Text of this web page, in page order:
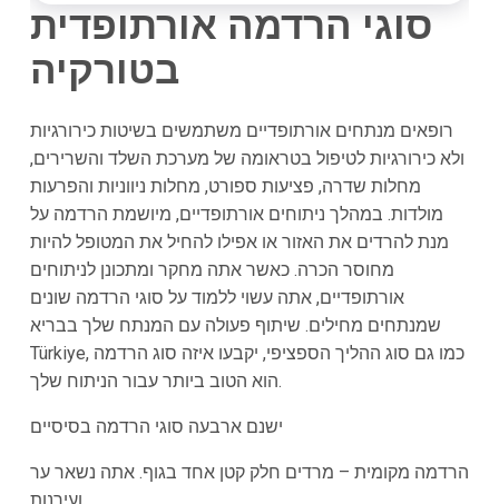
סוגי הרדמה אורתופדית
בטורקיה
רופאים מנתחים אורתופדיים משתמשים בשיטות כירורגיות
ולא כירורגיות לטיפול בטראומה של מערכת השלד והשרירים,
מחלות שדרה, פציעות ספורט, מחלות ניווניות והפרעות
מולדות. במהלך ניתוחים אורתופדיים, מיושמת הרדמה על
מנת להרדים את האזור או אפילו להחיל את המטופל להיות
מחוסר הכרה. כאשר אתה מחקר ומתכונן לניתוחים
אורתופדיים, אתה עשוי ללמוד על סוגי הרדמה שונים
שמנתחים מחילים. שיתוף פעולה עם המנתח שלך בבריא
Türkiye, כמו גם סוג ההליך הספציפי, יקבעו איזה סוג הרדמה
הוא הטוב ביותר עבור הניתוח שלך.
ישנם ארבעה סוגי הרדמה בסיסיים
הרדמה מקומית – מרדים חלק קטן אחד בגוף. אתה נשאר ער